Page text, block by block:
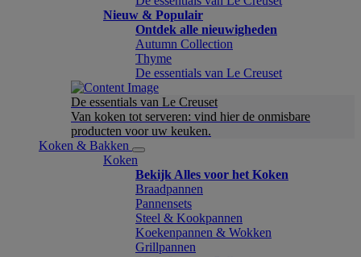
Nieuw & Populair
Ontdek alle nieuwigheden
Autumn Collection
Thyme
De essentials van Le Creuset
De essentials van Le Creuset
Van koken tot serveren: vind hier de onmisbare
producten voor uw keuken.
Koken & Bakken
Koken
Bekijk Alles voor het Koken
Braadpannen
Pannensets
Steel & Kookpannen
Koekenpannen & Wokken
Grillpannen